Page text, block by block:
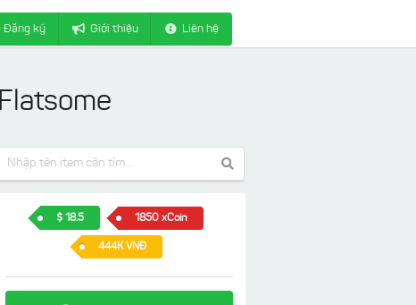
Đăng ký Giới thiệu Liên hệ
18.5 1850 xCoin
444K VNĐ